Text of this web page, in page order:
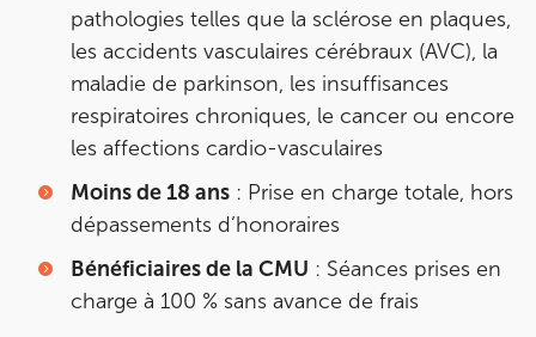
pathologies telles que la sclérose en plaques,
les accidents vasculaires cérébraux (AVC), la
maladie de parkinson, les insuffisances
respiratoires chroniques, le cancer ou encore
les affections cardio-vasculaires
Moins de 18 ans : Prise en charge totale, hors
dépassements d’honoraires
Bénéficiaires de la CMU : Séances prises en
charge à 100 % sans avance de frais
IK BOULOGNE
3 Av. André Morizet 92100 Boulogne-
Billancourt
Prenez RDV sur
Prenez RDV sur